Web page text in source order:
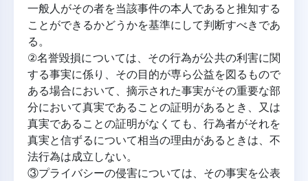
一般人がその者を当該事件の本人であると推知する
ことができるかどうかを基準にして判断すべきであ
る。
②名誉毀損については、その行為が公共の利害に関
する事実に係り、その目的が専ら公益を図るもので
ある場合において、摘示された事実がその重要な部
分において真実であることの証明があるとき、又は
真実であることの証明がなくても、行為者がそれを
真実と信ずるについて相当の理由があるときは、不
法行為は成立しない。
③プライバシーの侵害については、その事実を公表